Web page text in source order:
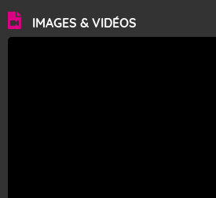
IMAGES & VIDÉOS